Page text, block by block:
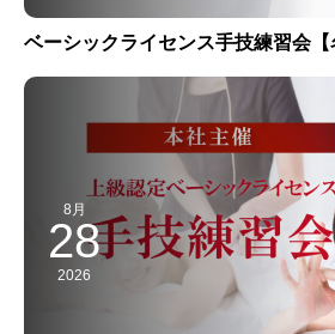
ベーシックライセンス手技練習会【
8月
28
2026